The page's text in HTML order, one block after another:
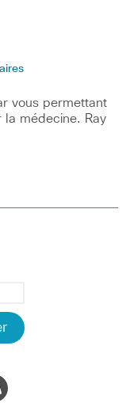
vous permettant
médecine. Ray